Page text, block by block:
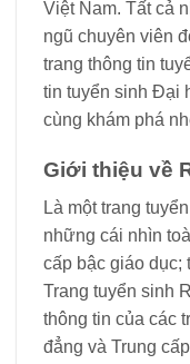
Việt Nam. Tất cả
ngũ chuyên viên
trang thông tin
tin tuyển sinh Đại
cùng khám phá
Giới thiệu về
Là một trang
những cái nhìn
cấp bậc giáo dục;
Trang tuyển sinh
thông tin của các
đẳng và Trung